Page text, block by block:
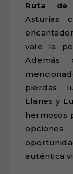
Ruta de
Asturias
vale la
Además
pierdas
Llanes y
hermosos
auténtica